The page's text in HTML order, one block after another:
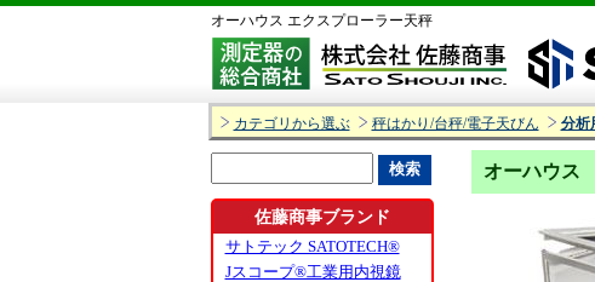
オーハウス エクスプローラー天秤
カテゴリから選ぶ 秤はかり/台秤/電子天びん 分析
オーハウス
佐藤商事ブランド
サトテック SATOTECH®
Jスコープ®工業用内視鏡